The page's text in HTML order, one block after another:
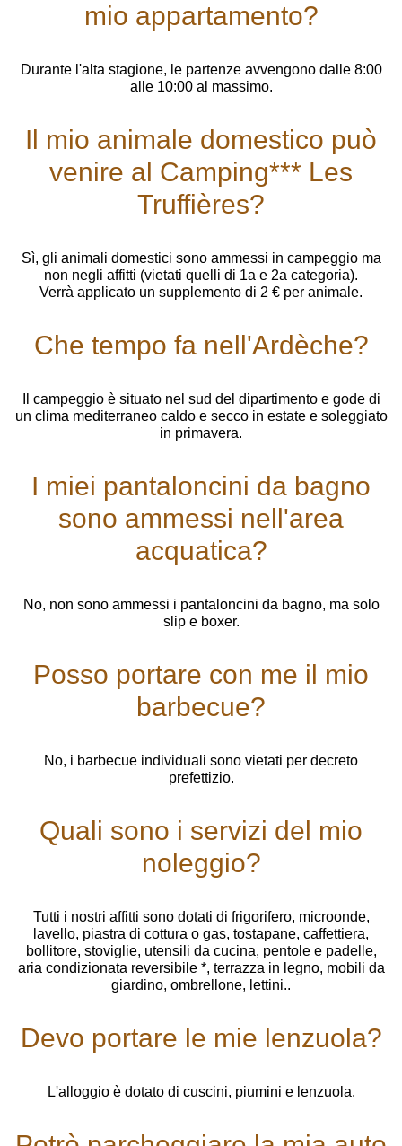
mio appartamento?
Durante l'alta stagione, le partenze avvengono dalle 8:00
alle 10:00 al massimo.
Il mio animale domestico può
venire al Camping*** Les
Truffières?
Sì, gli animali domestici sono ammessi in campeggio ma
non negli affitti (vietati quelli di 1a e 2a categoria).
Verrà applicato un supplemento di 2 € per animale.
Che tempo fa nell'Ardèche?
Il campeggio è situato nel sud del dipartimento e gode di
un clima mediterraneo caldo e secco in estate e soleggiato
in primavera.
I miei pantaloncini da bagno
sono ammessi nell'area
acquatica?
No, non sono ammessi i pantaloncini da bagno, ma solo
slip e boxer.
Posso portare con me il mio
barbecue?
No, i barbecue individuali sono vietati per decreto
prefettizio.
Quali sono i servizi del mio
noleggio?
Tutti i nostri affitti sono dotati di frigorifero, microonde,
lavello, piastra di cottura o gas, tostapane, caffettiera,
bollitore, stoviglie, utensili da cucina, pentole e padelle,
aria condizionata reversibile *, terrazza in legno, mobili da
giardino, ombrellone, lettini..
Devo portare le mie lenzuola?
L'alloggio è dotato di cuscini, piumini e lenzuola.